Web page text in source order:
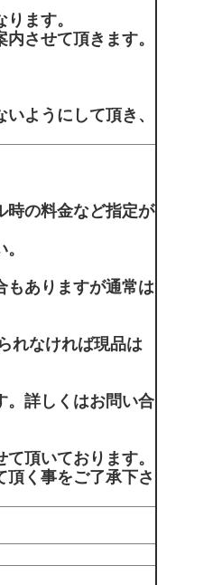
ます。
させて頂きます。
ようにして頂き、
時の料金など指定が
もありますが通常は
れなければ現品は
。詳しくはお問い合
頂いております。
く事をご了承下さ